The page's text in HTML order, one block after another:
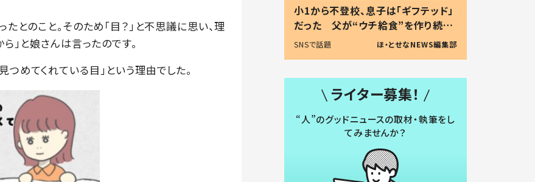
とのこと。そのため「目？」と不思議に思い、理
」と娘さんは言ったのです。
めてくれている目」という理由でした。
小1から不登校、息子は「ギフテッド」
だった 父が“ウチ給食”を作り続け
る理由とは #令和の親 #令和の子
SNSで話題 ほ・とせなNEWS編集部
ライター募集！
“人”のグッドニュースの取材・執筆をし
てみませんか？